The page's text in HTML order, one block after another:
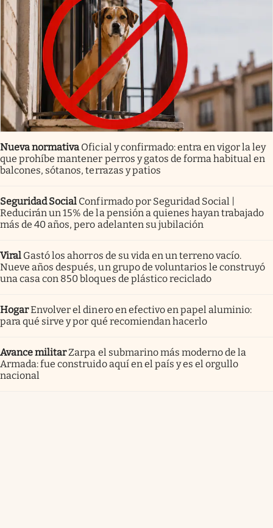
Nueva normativa Oficial y confirmado: entra en vigor la ley
que prohíbe mantener perros y gatos de forma habitual en
balcones, sótanos, terrazas y patios
Seguridad Social Confirmado por Seguridad Social |
Reducirán un 15% de la pensión a quienes hayan trabajado
más de 40 años, pero adelanten su jubilación
Viral Gastó los ahorros de su vida en un terreno vacío.
Nueve años después, un grupo de voluntarios le construyó
una casa con 850 bloques de plástico reciclado
HogarEnvolver el dinero en efectivo en papel aluminio:
para qué sirve y por qué recomiendan hacerlo
Avance militarZarpa el submarino más moderno de la
Armada: fue construido aquí en el país y es el orgullo
nacional